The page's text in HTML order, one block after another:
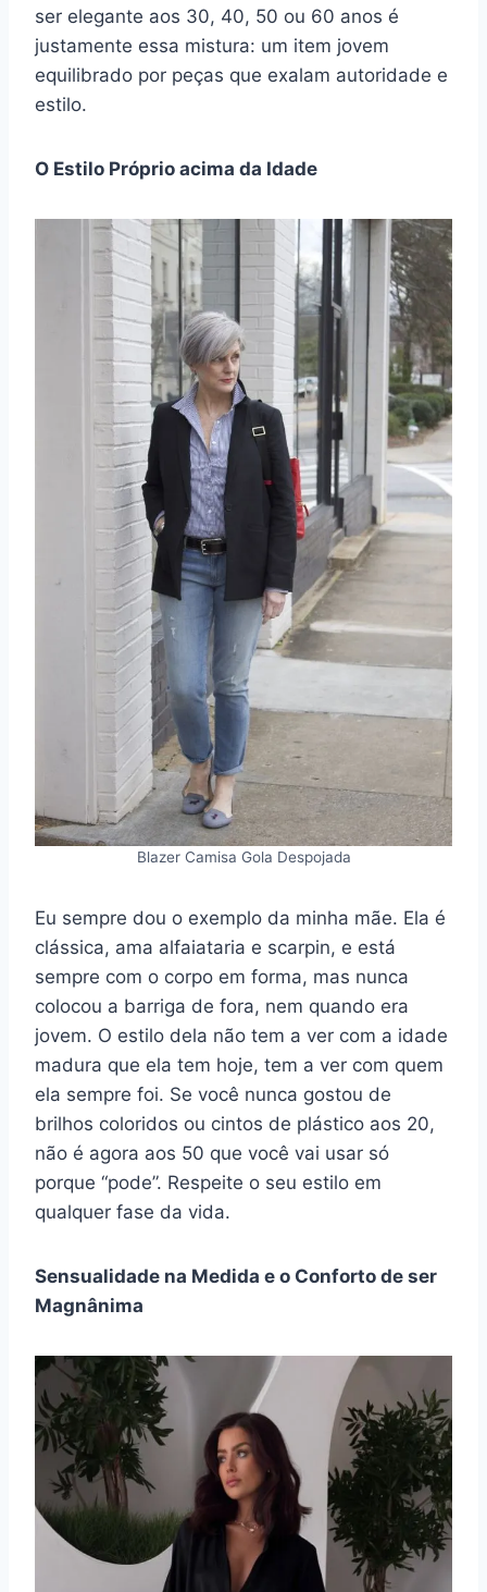
ser elegante aos 30, 40, 50 ou 60 anos é
justamente essa mistura: um item jovem
equilibrado por peças que exalam autoridade e
estilo.
O Estilo Próprio acima da Idade
Blazer Camisa Gola Despojada
Eu sempre dou o exemplo da minha mãe. Ela é
clássica, ama alfaiataria e scarpin, e está
sempre com o corpo em forma, mas nunca
colocou a barriga de fora, nem quando era
jovem. O estilo dela não tem a ver com a idade
madura que ela tem hoje, tem a ver com quem
ela sempre foi. Se você nunca gostou de
brilhos coloridos ou cintos de plástico aos 20,
não é agora aos 50 que você vai usar só
porque “pode”. Respeite o seu estilo em
qualquer fase da vida.
Sensualidade na Medida e o Conforto de ser
Magnânima